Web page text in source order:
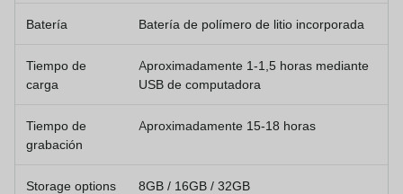
Batería Batería de polímero de litio incorporada
Tiempo de
carga
Aproximadamente 1-1,5 horas mediante
USB de computadora
Tiempo de
grabación
Aproximadamente 15-18 horas
Storage options 8GB / 16GB / 32GB